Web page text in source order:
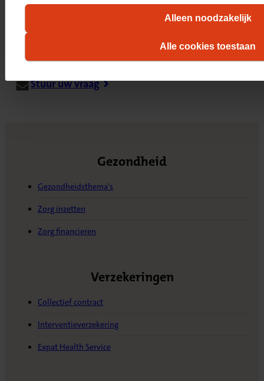
Alle cookies toestaan
Alleen noodzakelijk
Maandag tot en met vrijdag van 8:30 - 17:30 uur. U
Stuur uw vraag
Gezondheid
Gezondheidsthema's
Zorg inzetten
Zorg financieren
Verzekeringen
Collectief contract
Interventieverzekering
Expat Health Service